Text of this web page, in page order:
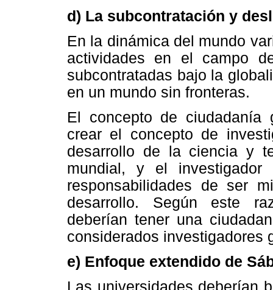
d) La subcontratación y
En la dinámica del mundo
actividades en el campo
subcontratadas bajo la
en un mundo sin fronteras.
El concepto de ciudadanía
crear el concepto de
desarrollo de la ciencia y
mundial, y el
responsabilidades de ser
desarrollo. Según este
deberían tener una
considerados investigadores
e) Enfoque extendido de